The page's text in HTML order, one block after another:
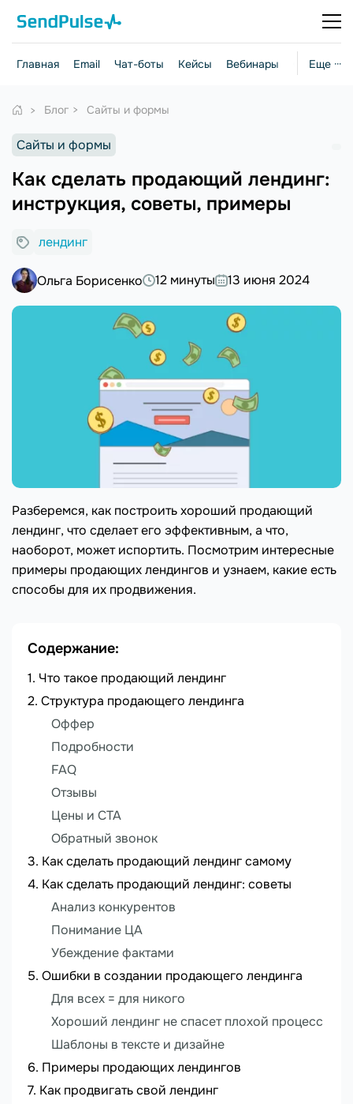
Еще ···
Главная Email Чат-боты Кейсы Вебинары Стратегии
Блог Сайты и формы
Сайты и формы
Как сделать продающий лендинг:
инструкция, советы, примеры
лендинг
Ольга Борисенко 12 минуты 13 июня 2024
Разберемся, как построить хороший продающий
лендинг, что сделает его эффективным, а что,
наоборот, может испортить. Посмотрим интересные
примеры продающих лендингов и узнаем, какие есть
способы для их продвижения.
Содержание:
Что такое продающий лендинг
Структура продающего лендинга
Оффер
Подробности
FAQ
Отзывы
Цены и CTA
Обратный звонок
Как сделать продающий лендинг самому
Как сделать продающий лендинг: советы
Анализ конкурентов
Понимание ЦА
Убеждение фактами
Ошибки в создании продающего лендинга
Для всех = для никого
Хороший лендинг не спасет плохой процесс
Шаблоны в тексте и дизайне
Примеры продающих лендингов
Как продвигать свой лендинг